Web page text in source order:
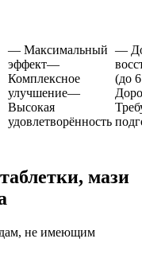
— Максимальный
эффект—
Комплексное
улучшение—
Высокая
удовлетворённость
—
(до
мази
не имеющим